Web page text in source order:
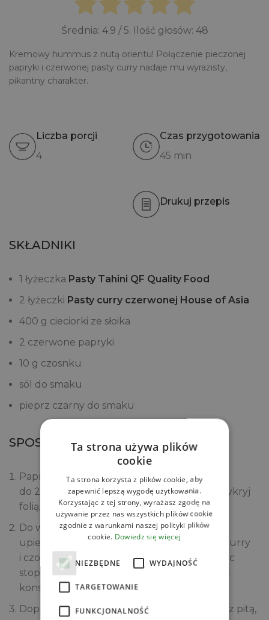
Średnia: 4.9 / 5. Ilość głosów: 48
Kremowy hummus z nutą orientu! Połączenie pieczonej
papryki i czerwonej pasty curry nadaje mu wyrazisty,
pikantny charakter.
Liczba porcji
4
Czas przygotowania
45 min
Drukuj przepis
SKŁADNIKI
1 łyżeczka Pasty Tahini QF Quality Food
2 łyżeczki Pasty curry czerwonej House of Asia
400 g cieciorki ze słoika
2 czerwone papryki
10 g czosnku
sól do smaku
pieprz czarny do smaku
SPOSÓB PRZYGOTOWANIA
Papryki upiecz w piekarniku nagrzanym
do 200°C przez około 20 minut. Wyjmij, przykryj
folią, a po wystudzeniu obierz ze skórki.
Do wysokiego naczynia przełóż cieciorkę,
upieczoną paprykę, pastę tahini, pastę red curry
i czosnek. Zmiksuj na gładką masę, dolewając
stopniowo wodę, aż do uzyskania pożądanej
konsystencji.
Dopraw do smaku solą i pieprzem. Podawaj z pitą,
Ta strona używa plików
cookie
Ta strona korzysta z plików cookie, aby
zapewnić lepszą wygodę użytkowania.
Korzystając z tej strony, wyrażasz zgodę na
używanie przez nas wszystkich plików cookie
zgodnie z warunkami naszej polityki plików
cookie. Dowiedz się więcej
NIEZBĘDNE WYDAJNOŚĆ
TARGETOWANIE
FUNKCJONALNOŚĆ